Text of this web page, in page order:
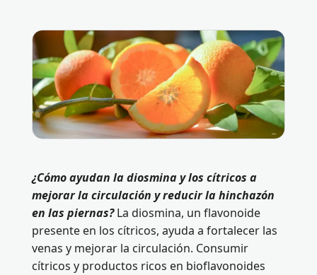
¿Cómo ayudan la diosmina y los cítricos a
mejorar la circulación y reducir la hinchazón
en las piernas?La diosmina, un flavonoide
presente en los cítricos, ayuda a fortalecer las
venas y mejorar la circulación. Consumir
cítricos y productos ricos en bioflavonoides